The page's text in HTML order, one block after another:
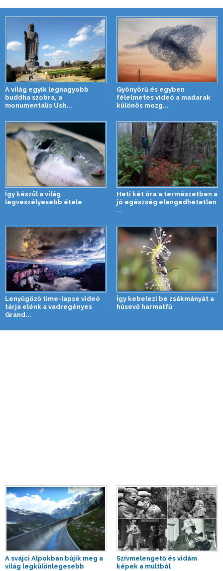
A világ egyik legnagyobb
buddha szobra, a
monumentális Ush...
Gyönyörű és egyben
félelmetes videó a madarak
különös mozg...
Így készül a világ
legveszélyesebb étele
Heti két óra a természetben a
jó egészség elengedhetetlen
...
Lenyűgöző time-lapse videó
tárja elénk a vadregényes
Grand...
Így kebelezi be zsákmányát a
húsevő harmatfű
A svájci Alpokban bújik meg a
világ legkülönlegesebb
Szívmelengető és vidám
képek a múltból